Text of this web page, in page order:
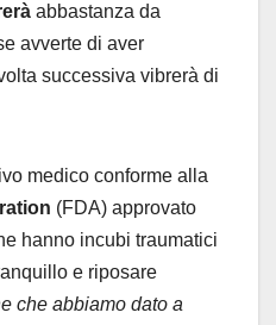
abbastanza da
avverte di aver
successiva vibrerà di
medico conforme alla
(FDA) approvato
hanno incubi traumatici
e riposare
che abbiamo dato a